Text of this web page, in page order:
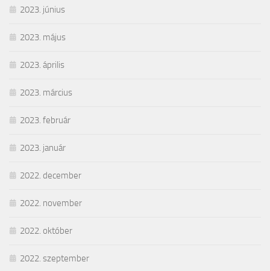
2023. június
2023. május
2023. április
2023. március
2023. február
2023. január
2022. december
2022. november
2022. október
2022. szeptember